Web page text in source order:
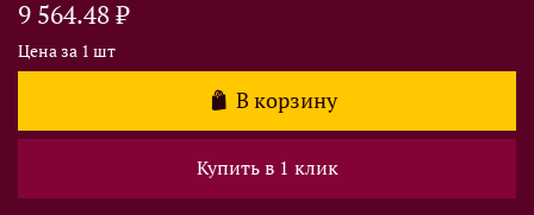
9 564.48 ₽
Цена за 1 шт
В корзину
Купить в 1 клик